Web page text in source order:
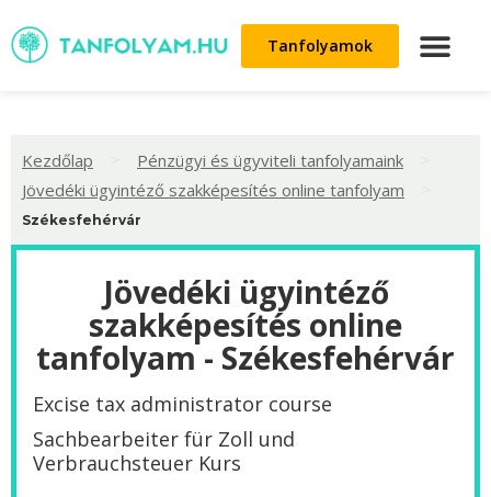
Tanfolyamok
Kezdőlap Pénzügyi és ügyviteli tanfolyamaink
Jövedéki ügyintéző szakképesítés online tanfolyam
Székesfehérvár
Jövedéki ügyintéző
szakképesítés online
tanfolyam - Székesfehérvár
Excise tax administrator course
Sachbearbeiter für Zoll und
Verbrauchsteuer Kurs